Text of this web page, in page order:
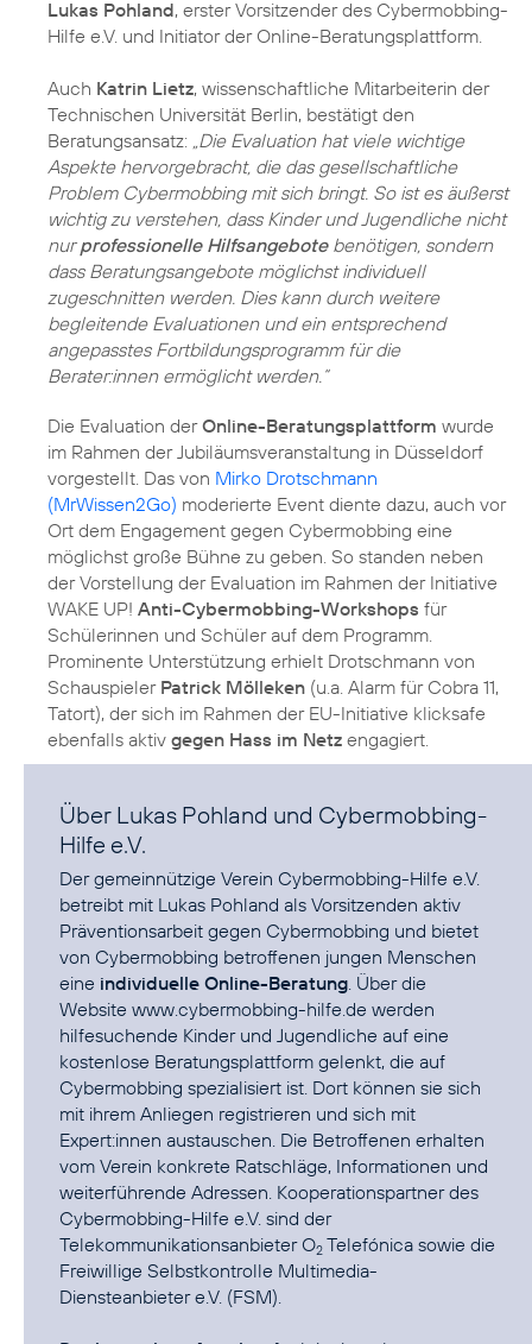
Lukas Pohland, erster Vorsitzender des Cybermobbing-
Hilfe e.V. und Initiator der Online-Beratungsplattform.
Auch Katrin Lietz, wissenschaftliche Mitarbeiterin der
Technischen Universität Berlin, bestätigt den
Beratungsansatz: „Die Evaluation hat viele wichtige
Aspekte hervorgebracht, die das gesellschaftliche
Problem Cybermobbing mit sich bringt. So ist es äußerst
wichtig zu verstehen, dass Kinder und Jugendliche nicht
nurprofessionelle Hilfsangebotebenötigen, sondern
dass Beratungsangebote möglichst individuell
zugeschnitten werden. Dies kann durch weitere
begleitende Evaluationen und ein entsprechend
angepasstes Fortbildungsprogramm für die
Berater:innen ermöglicht werden.“
Die Evaluation derOnline-Beratungsplattform wurde
im Rahmen der Jubiläumsveranstaltung in Düsseldorf
vorgestellt. Das von Mirko Drotschmann
(MrWissen2Go) moderierte Event diente dazu, auch vor
Ort dem Engagement gegen Cybermobbing eine
möglichst große Bühne zu geben. So standen neben
der Vorstellung der Evaluation im Rahmen der Initiative
WAKE UP! Anti-Cybermobbing-Workshops für
Schülerinnen und Schüler auf dem Programm.
Prominente Unterstützung erhielt Drotschmann von
Schauspieler Patrick Mölleken (u.a. Alarm für Cobra 11,
Tatort), der sich im Rahmen der EU-Initiative klicksafe
ebenfalls aktiv gegen Hass im Netz
Über Lukas Pohland und Cybermobbing-
Hilfe e.V.
Der gemeinnützige Verein Cybermobbing-Hilfe e.V.
betreibt mit Lukas Pohland als Vorsitzenden aktiv
Präventionsarbeit gegen Cybermobbing und bietet
von Cybermobbing betroffenen jungen Menschen
eine individuelle Online-Beratung . Über die
Website www.cybermobbing-hilfe.de werden
hilfesuchende Kinder und Jugendliche auf eine
kostenlose Beratungsplattform gelenkt, die auf
Cybermobbing spezialisiert ist. Dort können sie sich
mit ihrem Anliegen registrieren und sich mit
Expert:innen austauschen. Die Betroffenen erhalten
vom Verein konkrete Ratschläge, Informationen und
weiterführende Adressen. Kooperationspartner des
Cybermobbing-Hilfe e.V. sind der
Telekommunikationsanbieter O2 Telefónica sowie die
Freiwillige Selbstkontrolle Multimedia-
Diensteanbieter e.V. (FSM).